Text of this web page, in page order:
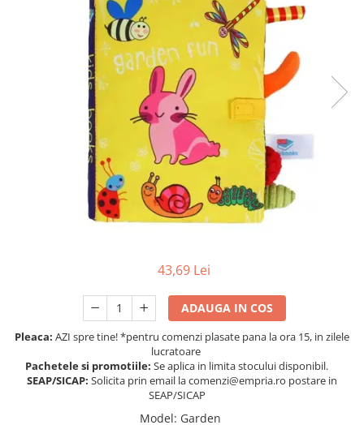
Poarta siguranta copii
Deflectoare pentru aer conditionat
Protectii exterior
Casti antifonice pentru copii si
Echipament protectie bicicleta si
Accesorii auto copii
Palarii protectie UV
Accesorii plaja
Somnul bebelusului
Carucioare si scaune auto
43,69 Lei
ADAUGA IN COS
Pleaca: AZI spre tine! *pentru comenzi plasate pana la ora 15, in zilele
lucratoare
Pachetele si promotiile: Se aplica in limita stocului disponibil.
SEAP/SICAP: Solicita prin email la comenzi@empria.ro postare in
SEAP/SICAP
Model: Garden